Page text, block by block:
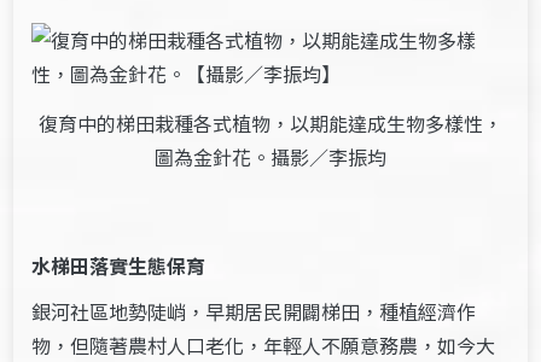
復育中的梯田栽種各式植物，以期能達成生物多樣性，
圖為金針花。攝影／李振均
水梯田落實生態保育
銀河社區地勢陡峭，早期居民開闢梯田，種植經濟作
物，但隨著農村人口老化，年輕人不願意務農，如今大